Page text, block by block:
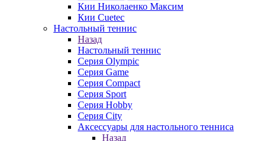
Кии Николаенко Максим
Кии Cuetec
Настольный теннис
Назад
Настольный теннис
Серия Olympic
Серия Game
Серия Compact
Серия Sport
Серия Hobby
Серия City
Аксессуары для настольного тенниса
Назад